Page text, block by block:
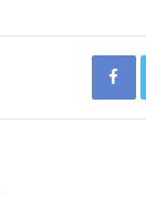
Facebook